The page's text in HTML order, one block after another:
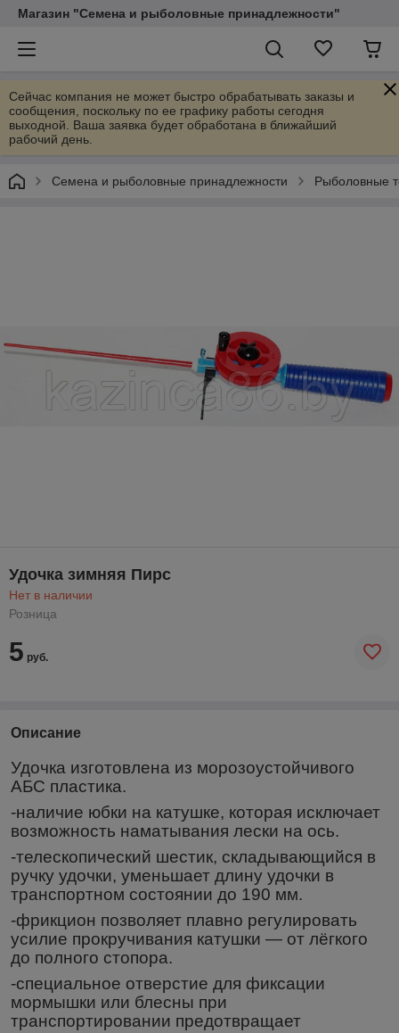
Магазин "Семена и рыболовные принадлежности"
Сейчас компания не может быстро обрабатывать заказы и
сообщения, поскольку по ее графику работы сегодня
выходной. Ваша заявка будет обработана в ближайший
рабочий день.
Семена и рыболовные принадлежности Рыболовные
Удочка зимняя Пирс
Нет в наличии
Розница
5 руб.
Описание
Удочка изготовлена из морозоустойчивого
АБС пластика.
-наличие юбки на катушке, которая исключает
возможность наматывания лески на ось.
-телескопический шестик, складывающийся в
ручку удочки, уменьшает длину удочки в
транспортном состоянии до 190 мм.
-фрикцион позволяет плавно регулировать
усилие прокручивания катушки ― от лёгкого
до полного стопора.
-специальное отверстие для фиксации
мормышки или блесны при
транспортировании предотвращает